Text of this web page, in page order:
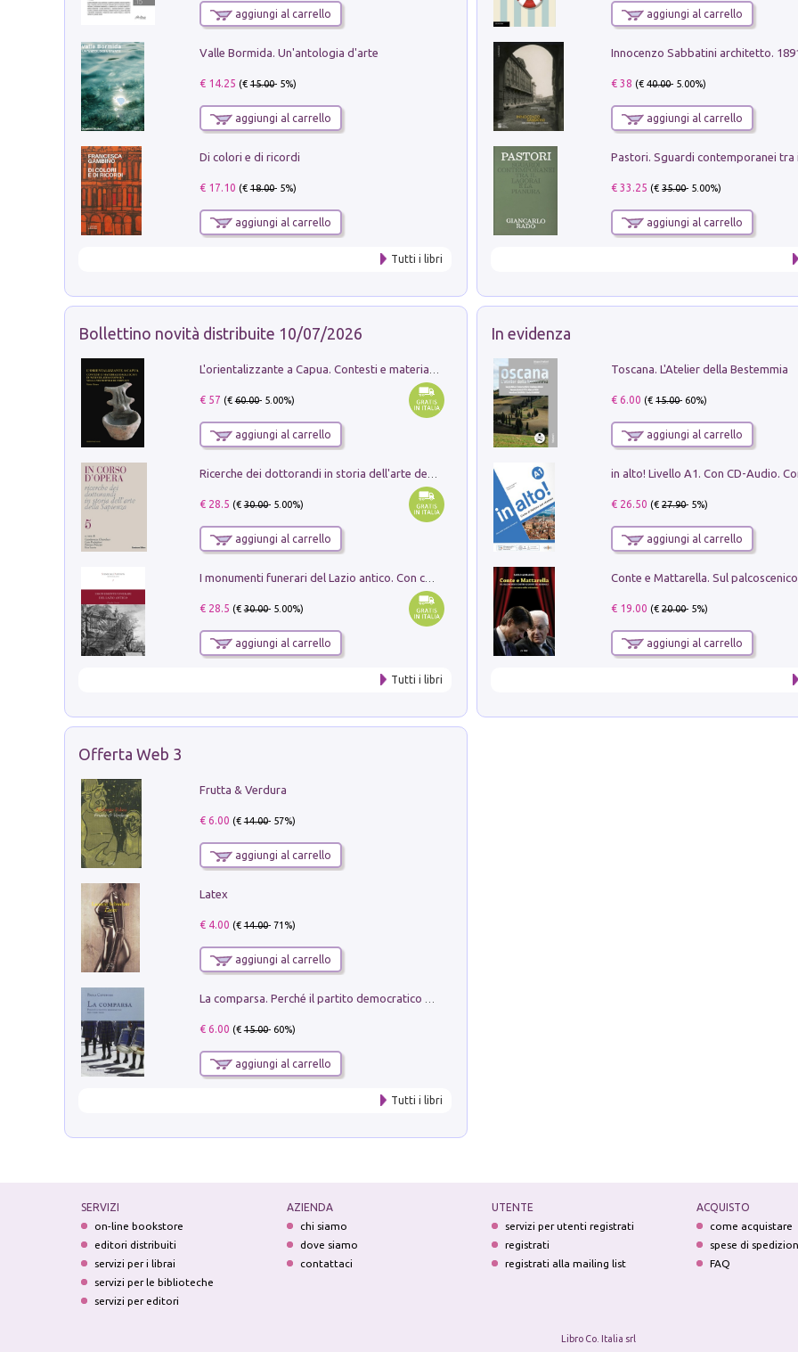
aggiungi al carrello
Valle Bormida. Un'antologia d'arte
€ 14.25 (€15.00- 5%)
aggiungi al carrello
Di colori e di ricordi
€ 17.10 (€18.00- 5%)
aggiungi al carrello
Tutti i libri
aggiungi al carrello
Innocenzo Sabbatini architetto.
€ 38 (€40.00- 5.00%)
aggiungi al carrello
€ 33.25 (€35.00- 5.00%)
aggiungi al carrello
Bollettino novità distribuite 10/07/2026
€ 57 (€60.00- 5.00%)
aggiungi al carrello
€ 28.5 (€30.00- 5.00%)
aggiungi al carrello
I monumenti funerari del Lazio antico. Con cartella con tavole
€ 28.5 (€30.00- 5.00%)
aggiungi al carrello
Tutti i libri
In evidenza
Toscana. L'Atelier della Bestemmia
€ 6.00 (€15.00- 60%)
aggiungi al carrello
€ 26.50 (€27.90- 5%)
aggiungi al carrello
€ 19.00 (€20.00- 5%)
aggiungi al carrello
Offerta Web 3
Frutta & Verdura
€ 6.00 (€14.00- 57%)
aggiungi al carrello
Latex
€ 4.00 (€14.00- 71%)
aggiungi al carrello
€ 6.00 (€15.00- 60%)
aggiungi al carrello
Tutti i libri
SERVIZI
on-line bookstore
editori distribuiti
servizi per i librai
servizi per le biblioteche
servizi per editori
AZIENDA
chi siamo
dove siamo
contattaci
UTENTE
servizi per utenti registrati
registrati
registrati alla mailing list
ACQUISTO
come acquistare
spese di
FAQ
Libro Co. Italia srl